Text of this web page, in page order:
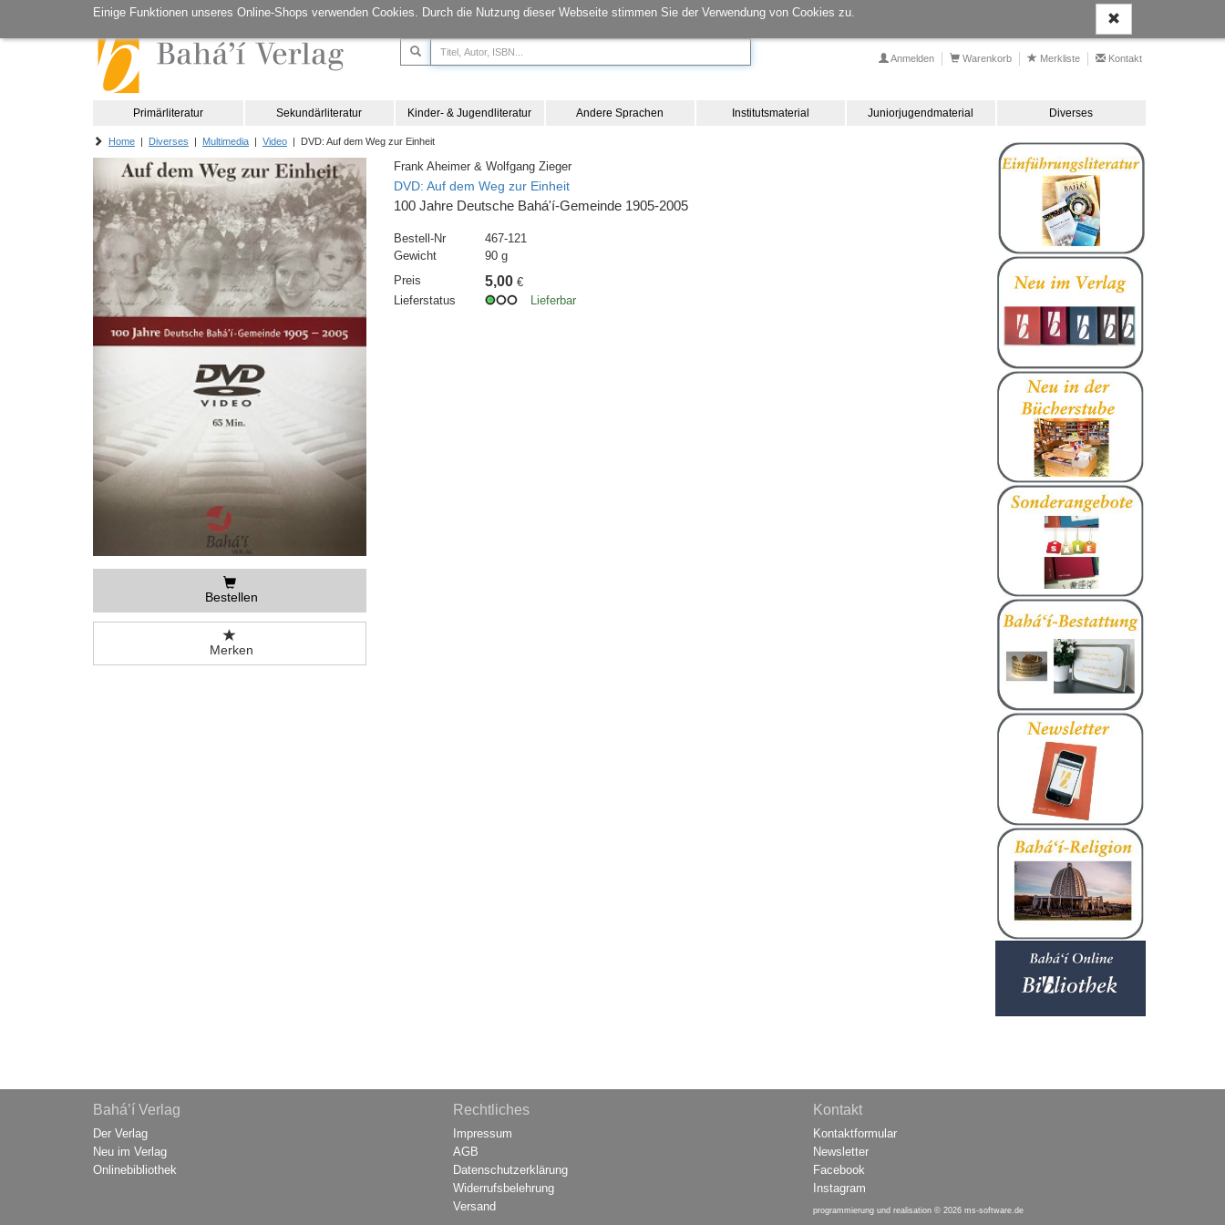
Einige Funktionen unseres Online-Shops verwenden Cookies. Durch die Nutzung dieser Webseite stimmen Sie der Verwendung von Cookies zu.
Anmelden Warenkorb Merkliste Kontakt
Primärliteratur Sekundärliteratur Kinder- & Jugendliteratur Andere Sprachen Institutsmaterial Juniorjugendmaterial Diverses
Home | Diverses | Multimedia | Video | DVD: Auf dem Weg zur Einheit
Bestellen
Merken
Frank Aheimer & Wolfgang Zieger
DVD: Auf dem Weg zur Einheit
100 Jahre Deutsche Bahá'í-Gemeinde 1905-2005
Bestell-Nr
467-121
Gewicht
90 g
Preis
5,00 €
Lieferstatus
Lieferbar
Bahá’í Verlag
Der Verlag
Neu im Verlag
Onlinebibliothek
Rechtliches
Impressum
AGB
Datenschutzerklärung
Widerrufsbelehrung
Versand
Kontakt
Kontaktformular
Newsletter
Facebook
Instagram
programmierung und realisation © 2026 ms-software.de